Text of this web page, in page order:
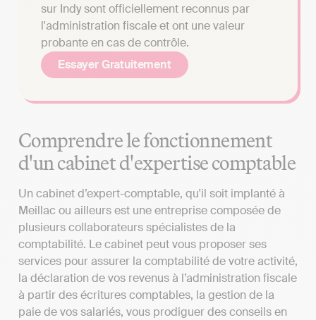
sur Indy sont officiellement reconnus par
l'administration fiscale et ont une valeur
probante en cas de contrôle.
Essayer Gratuitement
Comprendre le fonctionnement
d'un cabinet d'expertise comptable
Un cabinet d’expert-comptable, qu'il soit implanté à
Meillac ou ailleurs est une entreprise composée de
plusieurs collaborateurs spécialistes de la
comptabilité. Le cabinet peut vous proposer ses
services pour assurer la comptabilité de votre activité,
la déclaration de vos revenus à l’administration fiscale
à partir des écritures comptables, la gestion de la
paie de vos salariés, vous prodiguer des conseils en